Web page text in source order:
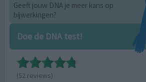
Geeft jouw DNA je meer kans op
bijwerkingen?
Doe de DNA test!
(52 reviews)